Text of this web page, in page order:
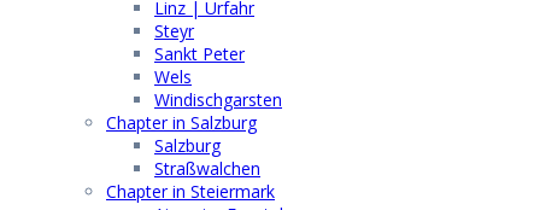
Linz | Urfahr
Steyr
Sankt Peter
Wels
Windischgarsten
Chapter in Salzburg
Salzburg
Straßwalchen
Chapter in Steiermark